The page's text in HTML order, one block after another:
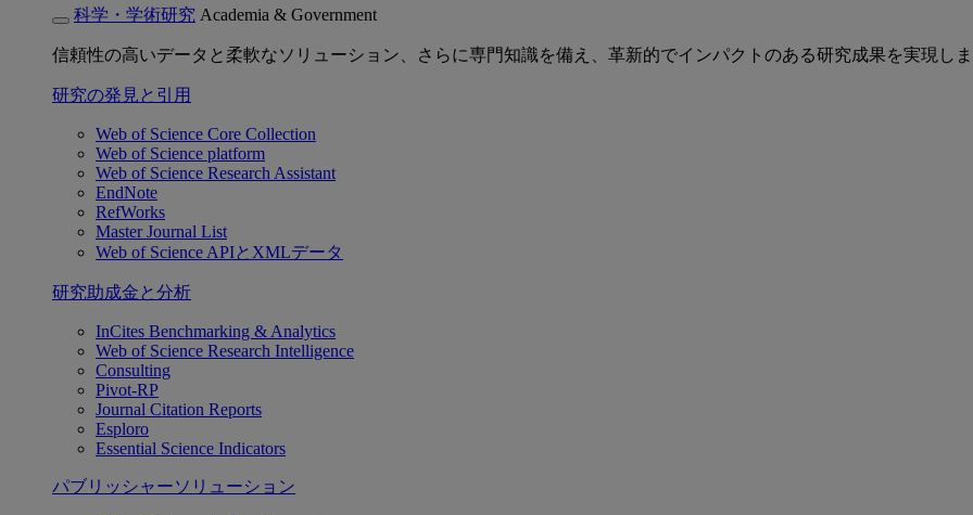
科学・学術研究 Academia & Government
信頼性の高いデータと柔軟なソリューション、さらに専門知識を備え、革新的でインパクトのある研究成果を実現しま
研究の発見と引用
Web of Science Core Collection
Web of Science platform
Web of Science Research Assistant
EndNote
RefWorks
Master Journal List
Web of Science APIとXMLデータ
研究助成金と分析
InCites Benchmarking & Analytics
Web of Science Research Intelligence
Consulting
Pivot-RP
Journal Citation Reports
Esploro
Essential Science Indicators
パブリッシャーソリューション